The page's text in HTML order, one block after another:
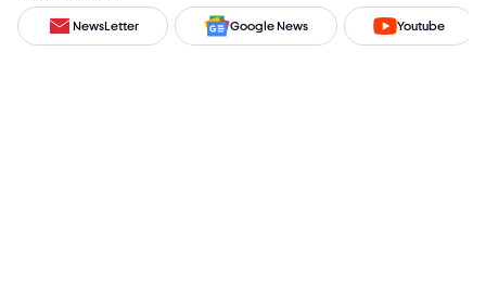
NewsLetter Google News Youtube